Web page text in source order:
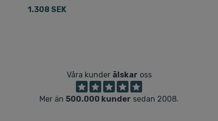
1.308 SEK
Våra kunder älskar oss
Mer än 500.000 kunder sedan 2008.